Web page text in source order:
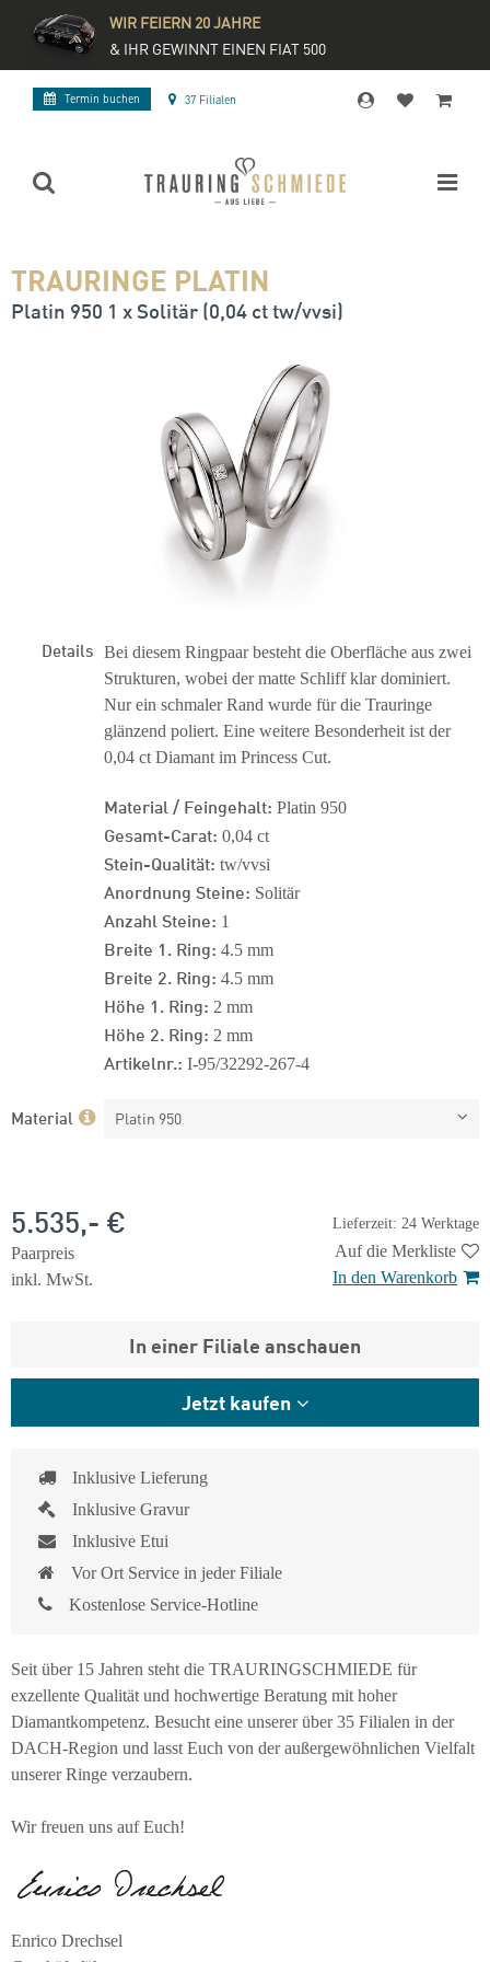
WIR FEIERN 20 JAHRE
& IHR GEWINNT EINEN FIAT 500
Termin buchen 37 Filialen
TRAURINGE PLATIN
Platin 950 1 x Solitär (0,04 ct tw/vvsi)
Details Bei diesem Ringpaar besteht die Oberfläche aus zwei
Strukturen, wobei der matte Schliff klar dominiert.
Nur ein schmaler Rand wurde für die Trauringe
glänzend poliert. Eine weitere Besonderheit ist der
0,04 ct Diamant im Princess Cut.
Material / Feingehalt: Platin 950
Gesamt-Carat: 0,04 ct
Stein-Qualität: tw/vvsi
Anordnung Steine: Solitär
Anzahl Steine: 1
Breite 1. Ring: 4.5 mm
Breite 2. Ring: 4.5 mm
Höhe 1. Ring: 2 mm
Höhe 2. Ring: 2 mm
Artikelnr.: I-95/32292-267-4
Material Platin 950
Lieferzeit: 24 Werktage
5.535,- €
Paarpreis
inkl. MwSt.
Auf die Merkliste
In den Warenkorb
In einer Filiale anschauen
Jetzt kaufen
Inklusive Lieferung
Inklusive Gravur
Inklusive Etui
Vor Ort Service in jeder Filiale
Kostenlose Service-Hotline
Seit über 15 Jahren steht die TRAURINGSCHMIEDE für
exzellente Qualität und hochwertige Beratung mit hoher
Diamantkompetenz. Besucht eine unserer über 35 Filialen in der
DACH-Region und lasst Euch von der außergewöhnlichen Vielfalt
unserer Ringe verzaubern.
Wir freuen uns auf Euch!
Enrico Drechsel